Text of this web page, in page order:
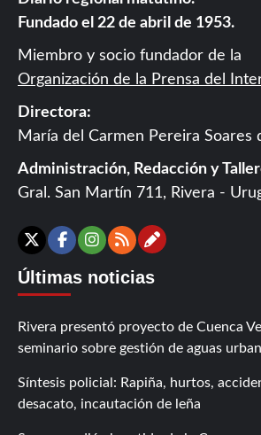
Fundado el 22 de abril de 1953.
Miembro y socio fundador de la
Organización de la Prensa del
Directora:
María del Carmen Pereira Soares
Administración, Redacción y
Gral. San Martín 711, Rivera -
X Facebook
Instagram
RSS
Últimas noticias
Rivera presentó proyecto de Cuenca
seminario sobre gestión de aguas
Síntesis policial: Rapiña, hurtos,
desacato, incautación de leña